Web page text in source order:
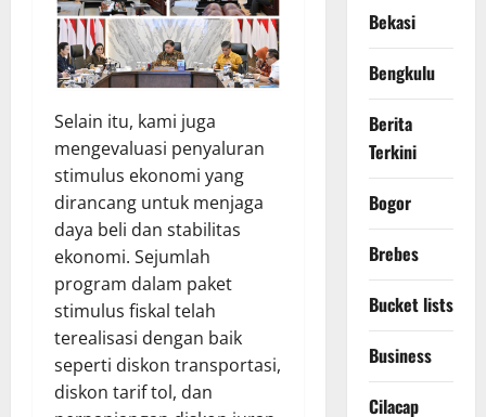
Selain itu, kami juga
mengevaluasi penyaluran
stimulus ekonomi yang
dirancang untuk menjaga
daya beli dan stabilitas
ekonomi. Sejumlah
program dalam paket
stimulus fiskal telah
terealisasi dengan baik
seperti diskon transportasi,
diskon tarif tol, dan
Bekasi
Bengkulu
Berita
Terkini
Bogor
Brebes
Bucket lists
Business
Cilacap